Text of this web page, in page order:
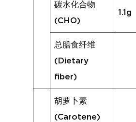
碳水化合物
(CHO)
1.1g
总膳食纤维
(Dietary
fiber)
胡萝卜素
(Carotene)